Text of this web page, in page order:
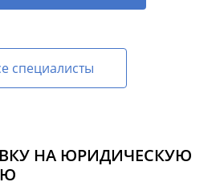
специалисты
НА ЮРИДИЧЕСКУЮ